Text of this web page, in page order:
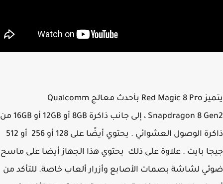
يتميز Red Magic 8 Pro بأحدث معالج Qualcomm
Snapdragon 8 Gen2 ، إلى جانب ذاكرة 8GB أو 12GB أو 16GB من
ذاكرة الوصول العشوائي . يحتوي أيضًا على 128 أو 256 أو 512
بايت . علاوة على ذلك يحتوي هذا الجهاز أيضا على ماسح
لشاشة بصمات الأصابع وأزرار ألعاب خاصة. للتأكد من